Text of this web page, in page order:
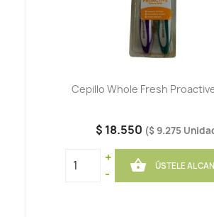
Cepillo Whole Fresh
$ 18.550 ($ 9.275
+
-
 ÚSTELE AL